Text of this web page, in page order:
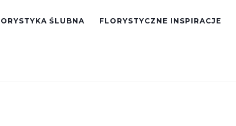
ŚLUBNA FLORYSTYCZNE INSPIRACJE